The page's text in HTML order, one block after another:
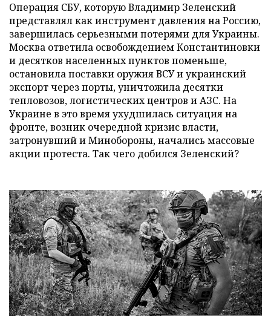
Операция СБУ, которую Владимир Зеленский
представлял как инструмент давления на Россию,
завершилась серьезными потерями для Украины.
Москва ответила освобождением Константиновки
и десятков населенных пунктов поменьше,
остановила поставки оружия ВСУ и украинский
экспорт через порты, уничтожила десятки
тепловозов, логистических центров и АЗС. На
Украине в это время ухудшилась ситуация на
фронте, возник очередной кризис власти,
затронувший и Минобороны, начались массовые
акции протеста. Так чего добился Зеленский?